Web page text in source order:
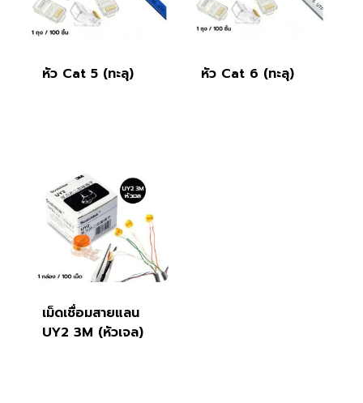
หัว Cat 5 (ทะลุ) หัว Cat 6 (ทะลุ)
เม็ดเชื่อมสายแลน
UY2 3M (หัวเจล)